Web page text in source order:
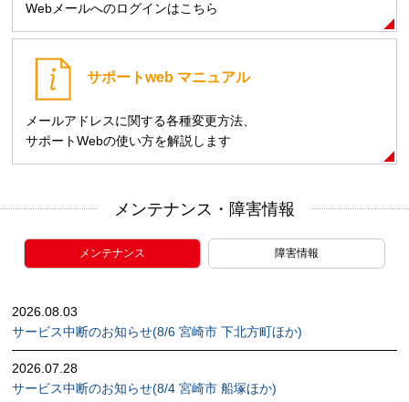
Webメールへのログインはこちら
サポートweb マニュアル
メールアドレスに関する各種変更方法、
サポートWebの使い方を解説します
メンテナンス・障害情報
メンテナンス 障害情報
2026.08.03
サービス中断のお知らせ(8/6 宮崎市 下北方町ほか)
2026.07.28
サービス中断のお知らせ(8/4 宮崎市 船塚ほか)